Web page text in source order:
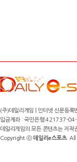
(주)데일리게임 | 인터넷 신문등
입금계좌 : 국민은행 421737-
데일리게임의 모든 콘텐츠는 저작
Copyright ⓒ데일리e스포츠. All